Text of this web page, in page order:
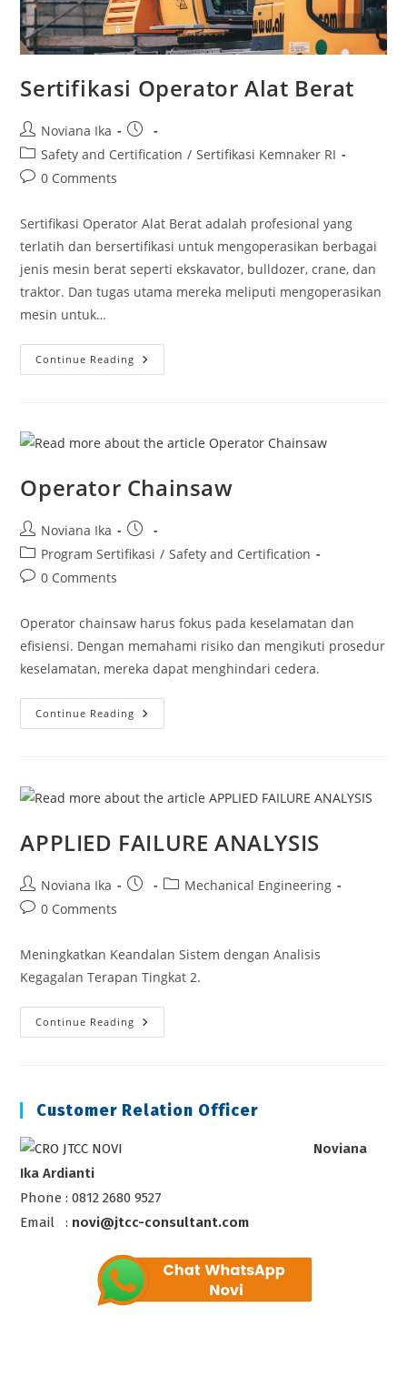
Sertifikasi Operator Alat Berat
Post
author:
Noviana Ika
Post
published:
Post
category:
Safety and Certification / Sertifikasi Kemnaker RI
Post0 Comments
Sertifikasi Operator Alat Berat adalah profesional yang
terlatih dan bersertifikasi untuk mengoperasikan berbagai
jenis mesin berat seperti ekskavator, bulldozer, crane, dan
traktor. Dan tugas utama mereka meliputi mengoperasikan
mesin untuk…
Continue Reading Sertifikasi
Operator
Operator Chainsaw
Post
author:
Noviana Ika
Post
published:
Post
category:
Program Sertifikasi / Safety and Certification
Post0 Comments
Operator chainsaw harus fokus pada keselamatan dan
efisiensi. Dengan memahami risiko dan mengikuti prosedur
keselamatan, mereka dapat menghindari cedera.
Continue Reading Operator
Chainsaw
APPLIED FAILURE ANALYSIS
Post
author:
Noviana Ika
Post
PostMechanical Engineering
Post0 Comments
Meningkatkan Keandalan Sistem dengan Analisis
Kegagalan Terapan Tingkat 2.
Continue Reading APPLIED
FAILURE
Customer Relation Officer
Noviana
Ika Ardianti
Phone : 0812 2680 9527
Email : novi@jtcc-consultant.com